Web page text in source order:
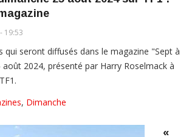
19:53
qui seront diffusés dans le magazine "Sept à
2024, présenté par Harry Roselmack à
, Dimanche
«